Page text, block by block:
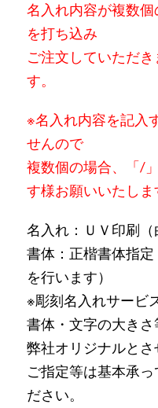
名入れ内容が複数
を打ち込み
ご注文していただ
す。
※名入れ内容を記入
せんので
複数個の場合、「/
す様お願いいたしま
名入れ：ＵＶ印刷（
書体：正楷書体指
を行います）
※彫刻名入れサービ
書体・文字の大きさ
弊社オリジナルと
ご指定等は基本承
ださい。